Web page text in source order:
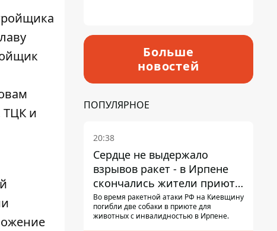
ТЦК и
Больше
новостей
ПОПУЛЯРНОЕ
20:38
Сердце не выдержало
взрывов ракет - в Ирпене
скончались жители приюта
для собак с инвалидностью
Во время ракетной атаки РФ на Киевщину
погибли две собаки в приюте для
животных с инвалидностью в Ирпене.